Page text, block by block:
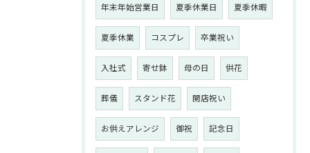
年末年始営業日 夏季休業日 夏季休暇
夏季休業 コスプレ 卒業祝い
入社式 寄せ鉢 母の日 供花
葬儀 スタンド花 開店祝い
お供えアレンジ 御祝 記念日